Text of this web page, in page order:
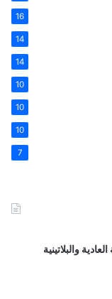
16
14
14
10
10
10
7
والبلاتينية